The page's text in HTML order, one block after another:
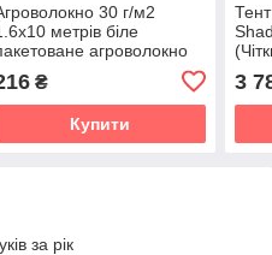
30 г/м2
метрів біле
агроволокно
₴
Купити
3
за рік